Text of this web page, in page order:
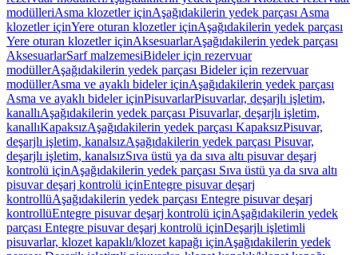
modülleriAsma klozetler içinAşağıdakilerin yedek parçası Asma
klozetler içinYere oturan klozetler içinAşağıdakilerin yedek parçası
Yere oturan klozetler içinAksesuarlarAşağıdakilerin yedek parçası
AksesuarlarSarf malzemesiBideler için rezervuar
modüllerAşağıdakilerin yedek parçası Bideler için rezervuar
modüllerAsma ve ayaklı bideler içinAşağıdakilerin yedek parçası
Asma ve ayaklı bideler içinPisuvarlarPisuvarlar, deşarjlı işletim,
kanallıAşağıdakilerin yedek parçası Pisuvarlar, deşarjlı işletim,
kanallıKapaksızAşağıdakilerin yedek parçası KapaksızPisuvar,
deşarjlı işletim, kanalsızAşağıdakilerin yedek parçası Pisuvar,
deşarjlı işletim, kanalsızSıva üstü ya da sıva altı pisuvar deşarj
kontrolü içinAşağıdakilerin yedek parçası Sıva üstü ya da sıva altı
pisuvar deşarj kontrolü içinEntegre pisuvar deşarj
kontrollüAşağıdakilerin yedek parçası Entegre pisuvar deşarj
kontrollüEntegre pisuvar deşarj kontrolü içinAşağıdakilerin yedek
parçası Entegre pisuvar deşarj kontrolü içinDeşarjlı işletimli
pisuvarlar, klozet kapaklı/klozet kapağı içinAşağıdakilerin yedek